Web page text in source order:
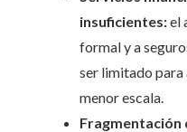
insuficientes:el
formal y a
ser limitado
menor escala.
Fragmentación